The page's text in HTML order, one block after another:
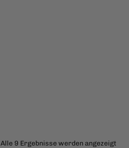
Alle 9 Ergebnisse werden angezeigtNach